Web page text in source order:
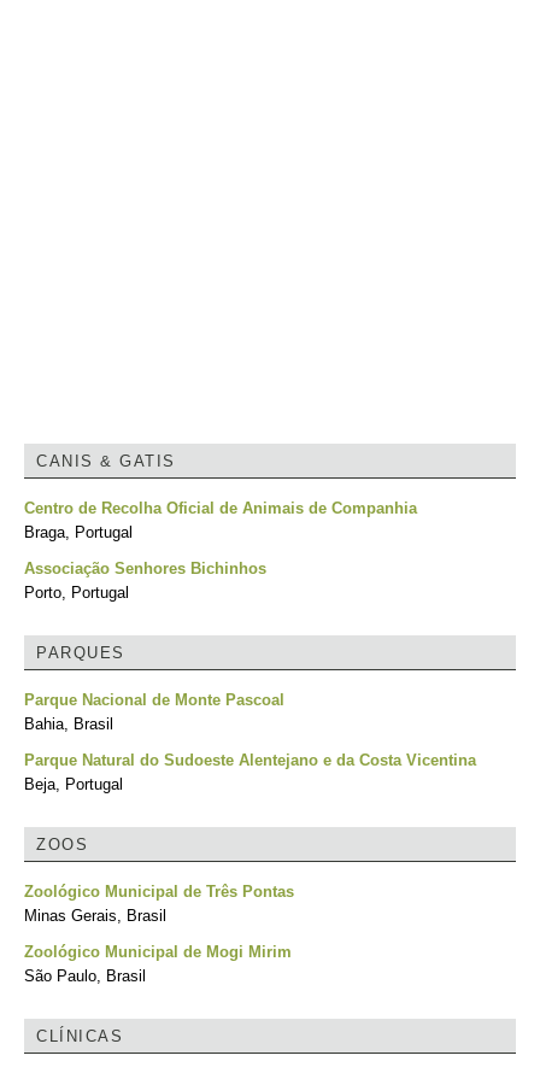
CANIS & GATIS
Centro de Recolha Oficial de Animais de Companhia
Braga, Portugal
Associação Senhores Bichinhos
Porto, Portugal
PARQUES
Parque Nacional de Monte Pascoal
Bahia, Brasil
Parque Natural do Sudoeste Alentejano e da Costa Vicentina
Beja, Portugal
ZOOS
Zoológico Municipal de Três Pontas
Minas Gerais, Brasil
Zoológico Municipal de Mogi Mirim
São Paulo, Brasil
CLÍNICAS